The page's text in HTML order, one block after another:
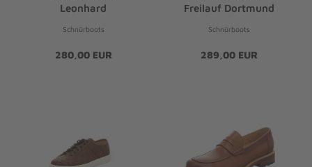
Leonhard
Schnürboots
280,00 EUR
Freilauf Dortmund
Schnürboots
289,00 EUR